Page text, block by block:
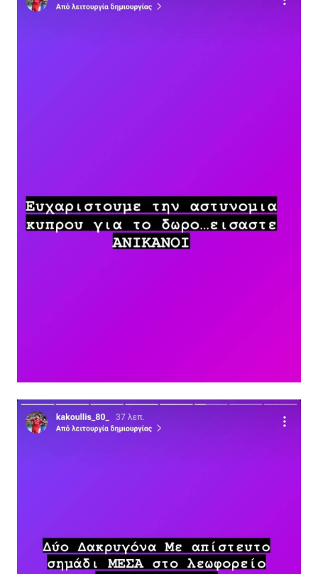
άτομα συγχαρητήρια ανίκανοι».